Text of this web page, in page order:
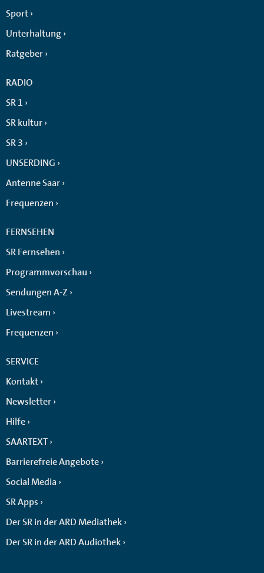
Sport
Unterhaltung
Ratgeber
RADIO
SR 1
SR kultur
SR 3
UNSERDING
Antenne Saar
Frequenzen
FERNSEHEN
SR Fernsehen
Programmvorschau
Sendungen A-Z
Livestream
Frequenzen
SERVICE
Kontakt
Newsletter
Hilfe
SAARTEXT
Barrierefreie Angebote
Social Media
SR Apps
Der SR in der ARD Mediathek
Der SR in der ARD Audiothek